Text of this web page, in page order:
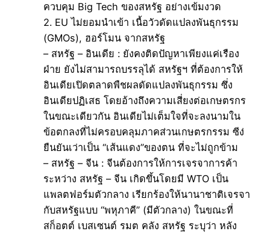
ควบคุม Big Tech ของสหรัฐ อย่างเข้มงวด
2. EU ไม่ยอมนำเข้า เนื้อวัวดัดแปลงพันธุกรรม
(GMOs), ฮอร์โมน จากสหรัฐ
– สหรัฐ – อินเดีย : ยังคงติดปัญหาเพียงแค่เรือง
ฝ่าย ยังไม่สามารถบรรลุได้ สหรัฐฯ ที่ต้องการให้
อินเดียเปิดตลาดพืชผลดัดแปลงพันธุกรรม ซึ่ง
อินเดียปฏิเสธ โดยอ้างถึงความเสี่ยงต่อเกษตรกร
ในขณะเดียวกัน อินเดียไม่เต็มใจที่จะลงนามใน
ข้อตกลงที่ไม่ครอบคลุมภาคส่วนเกษตรกรรม ซีง่
ยืนยันเว่าเป็น “เส้นแดง”ของตน ที่จะไม่ถูกข้าม
– สหรัฐ – จีน : จีนต้องการให้การเจรจาการค้า
ระหว่าง สหรัฐ – จีน เกิดขึ้นโดยมี WTO เป็น
แพลตฟอร์มตัวกลาง เรียกร้องให้นานาชาติเจรจา
กับสหรัฐแบบ “พหุภาคี” (มีตัวกลาง) ในขณะที่
สก็อตต์ เบสเซนต์ รมต คลัง สหรัฐ ระบุว่า หลัง